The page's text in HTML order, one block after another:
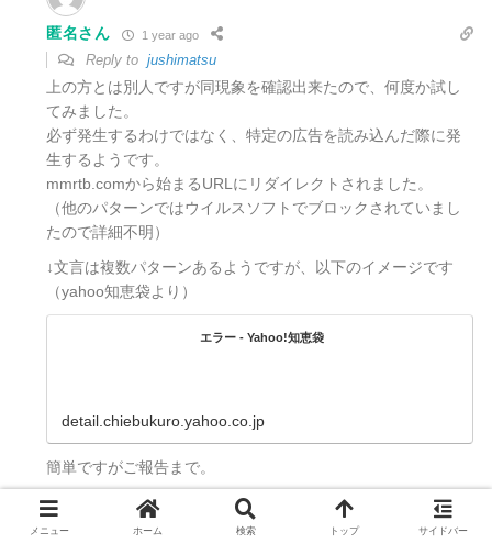
匿名さん 1 year ago
Reply to jushimatsu
上の方とは別人ですが同現象を確認出来たので、何度か試し
てみました。
必ず発生するわけではなく、特定の広告を読み込んだ際に発
生するようです。
mmrtb.comから始まるURLにリダイレクトされました。
（他のパターンではウイルスソフトでブロックされていまし
たので詳細不明）
↓文言は複数パターンあるようですが、以下のイメージです
（yahoo知恵袋より）
エラー - Yahoo!知恵袋
detail.chiebukuro.yahoo.co.jp
簡単ですがご報告まで。
返信
メニュー ホーム 検索 トップ サイドバー